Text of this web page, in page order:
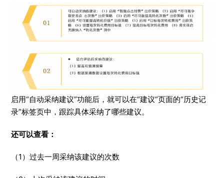
启用“自动采纳建议”功能后，就可以在“建议”页面的“历史记
录”标签页中，跟踪具体采纳了哪些建议。
还可以查看：
（1）过去一周采纳该建议的次数